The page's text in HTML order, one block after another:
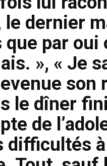
dernier
par oui
», « Je
son
le dîner
de
difficultés à